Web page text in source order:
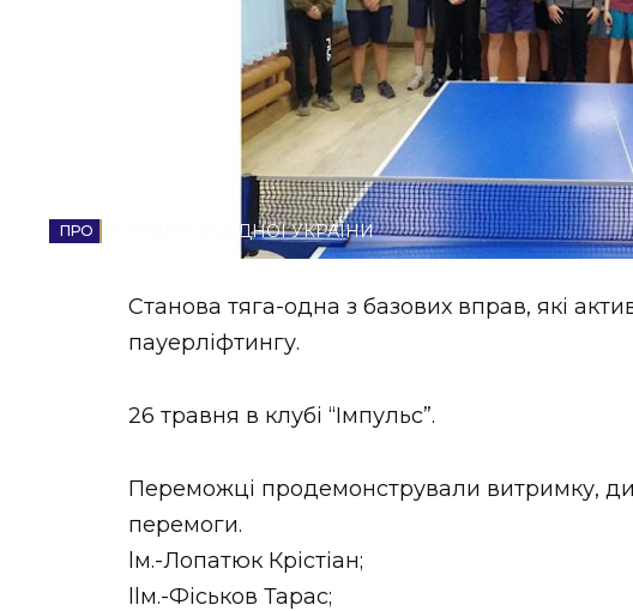
ВІДЕОНОВИНИ ЗАХІДНОЇ УКРАЇНИ
Станова тяга-одна з базових вправ, які
пауерліфтингу.
26 травня в клубі “Імпульс”.
Переможці продемонстрували витримку,
перемоги.
lм.-Лопатюк Крістіан;
llм.-Фіськов Тарас;